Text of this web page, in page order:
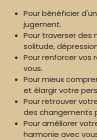
Pour bénéficier
jugement.
Pour traverser des
solitude,
Pour renforcer vos
vous.
Pour mieux
et élargir votre
Pour retrouver
des changements
Pour améliorer
harmonie avec